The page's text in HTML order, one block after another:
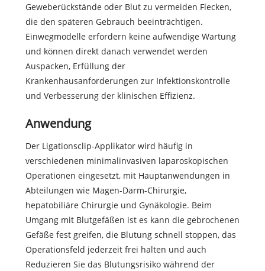
Geweberückstände oder Blut zu vermeiden Flecken,
die den späteren Gebrauch beeinträchtigen.
Einwegmodelle erfordern keine aufwendige Wartung
und können direkt danach verwendet werden
Auspacken, Erfüllung der
Krankenhausanforderungen zur Infektionskontrolle
und Verbesserung der klinischen Effizienz.
Anwendung
Der Ligationsclip-Applikator wird häufig in
verschiedenen minimalinvasiven laparoskopischen
Operationen eingesetzt, mit Hauptanwendungen in
Abteilungen wie Magen-Darm-Chirurgie,
hepatobiliäre Chirurgie und Gynäkologie. Beim
Umgang mit Blutgefäßen ist es kann die gebrochenen
Gefäße fest greifen, die Blutung schnell stoppen, das
Operationsfeld jederzeit frei halten und auch
Reduzieren Sie das Blutungsrisiko während der